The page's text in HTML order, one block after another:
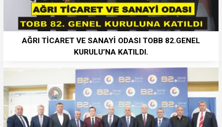
AĞRI TİCARET VE SANAYİ ODASI TOBB 82.GENEL
KURULU’NA KATILDI.